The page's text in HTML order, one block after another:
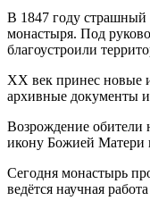
В 1847 году страшный
монастыря. Под
благоустроили
XX век принес новые
архивные документы
Возрождение обители
икону Божией Матери
Сегодня монастырь
ведётся научная